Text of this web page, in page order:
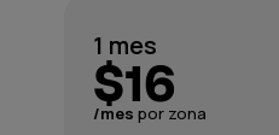
1 mes
$16
/mes por zona